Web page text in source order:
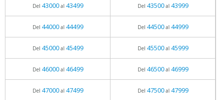
Del 43000al 43499 Del 43500al 43999
Del 44000al 44499 Del 44500al 44999
Del 45000al 45499 Del 45500al 45999
Del 46000al 46499 Del 46500al 46999
Del 47000al 47499 Del 47500al 47999